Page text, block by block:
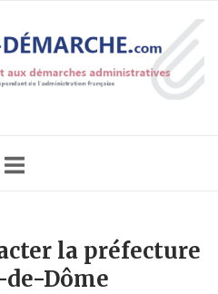
la préfecture
Dôme